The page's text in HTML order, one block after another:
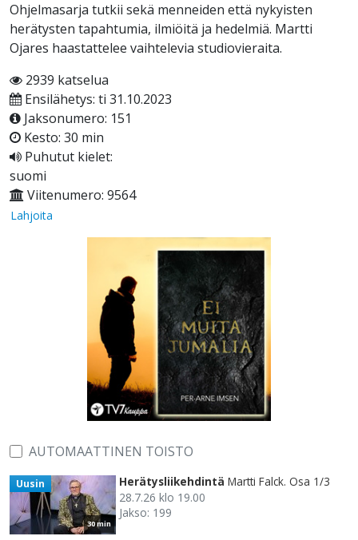
Ohjelmasarja tutkii sekä menneiden että nykyisten
herätysten tapahtumia, ilmiöitä ja hedelmiä. Martti
Ojares haastattelee vaihtelevia studiovieraita.
2939 katselua
Ensilähetys: ti 31.10.2023
Jaksonumero: 151
Kesto: 30 min
Puhutut kielet:
suomi
Viitenumero: 9564
Lahjoita
AUTOMAATTINEN TOISTO
30 min
Uusin Herätysliikehdintä Martti Falck. Osa 1/3
28.7.26 klo 19.00
Jakso: 199